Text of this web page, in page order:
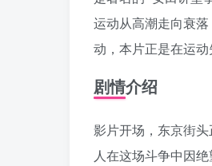
运动从高潮走向衰
动，本片正是在运
剧情介绍
影片开场，东京街
人在这场斗争中因